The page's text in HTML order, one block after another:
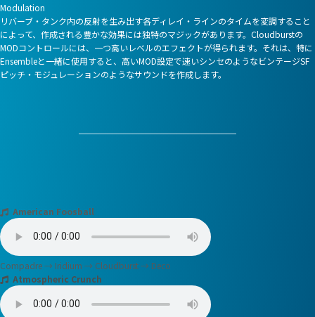
Modulation
リバーブ・タンク内の反射を生み出す各ディレイ・ラインのタイムを変調すること
によって、作成される豊かな効果には独特のマジックがあります。Cloudburstの
MODコントロールには、一つ高いレベルのエフェクトが得られます。それは、特に
Ensembleと一緒に使用すると、高いMOD設定で速いシンセのようなビンテージSF
ピッチ・モジュレーションのようなサウンドを作成します。
American Foosball
Compadre → Iridium → Cloudburst → Deco
Atmospheric Crunch